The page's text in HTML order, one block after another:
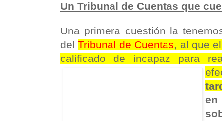
Un Tribunal de Cuentas que
Una primera cuestión la
delTribunal de Cuentas, al que
calificado de incapaz para
en